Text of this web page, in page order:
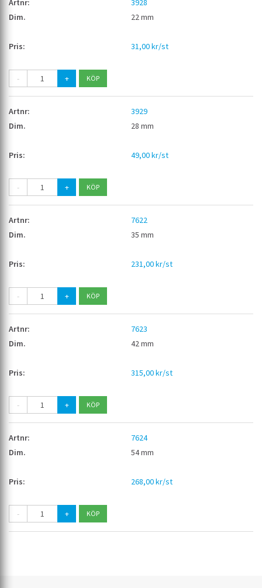
3928
22 mm
31,00 kr/st
- +
3929
28 mm
49,00 kr/st
- +
7622
35 mm
231,00 kr/st
- +
7623
42 mm
315,00 kr/st
- +
7624
54 mm
268,00 kr/st
- +